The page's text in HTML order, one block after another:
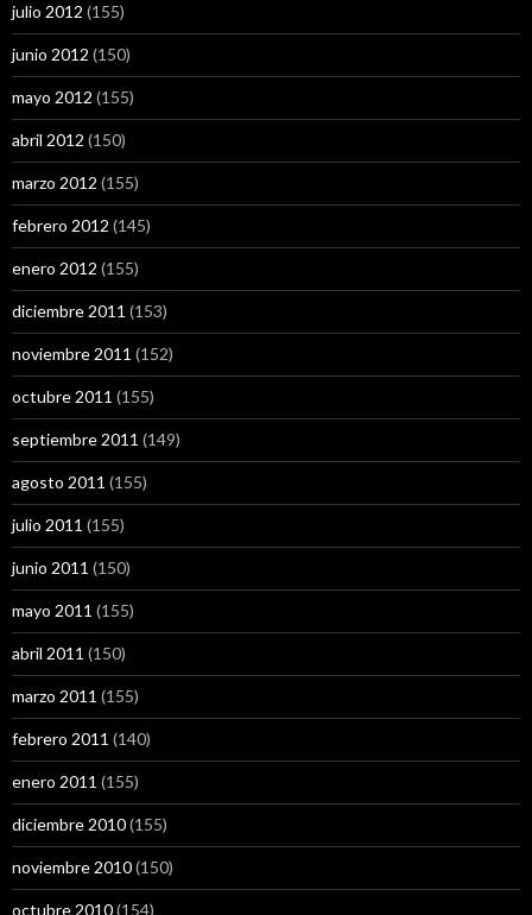
julio 2012 (155)
junio 2012 (150)
mayo 2012 (155)
abril 2012 (150)
marzo 2012 (155)
febrero 2012 (145)
enero 2012 (155)
diciembre 2011 (153)
noviembre 2011 (152)
octubre 2011 (155)
septiembre 2011 (149)
agosto 2011 (155)
julio 2011 (155)
junio 2011 (150)
mayo 2011 (155)
abril 2011 (150)
marzo 2011 (155)
febrero 2011 (140)
enero 2011 (155)
diciembre 2010(155)
noviembre 2010(150)
octubre 2010(154)